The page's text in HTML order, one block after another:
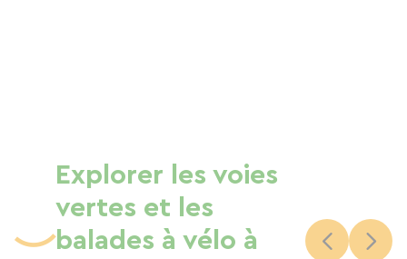
Explorer les voies
vertes et les
balades à vélo à